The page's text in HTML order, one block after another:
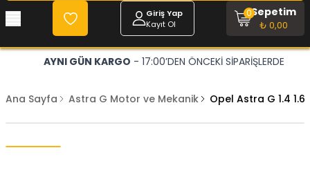
Giriş Yap
Kayıt Ol
Sepetim
₺ 0,00
0
AYNI GÜN KARGO - 17:00’DEN ÖNCEKİ SİPARİŞLERDE
Ana Sayfa Astra G Motor ve Mekanik Opel Astra G 1.4